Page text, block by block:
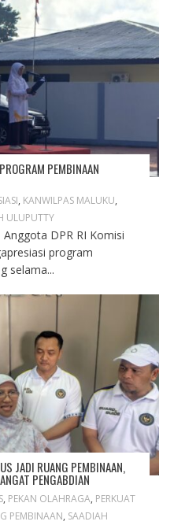
PEMBINAAN
, KANWILPAS MALUKU,
ULUPUTTY
DPR RI Komisi
program
selama...
JADI RUANG PEMBINAAN,
PENGABDIAN
, PEKAN OLAHRAGA, PERKUAT
PEMBINAAN, SAADIAH